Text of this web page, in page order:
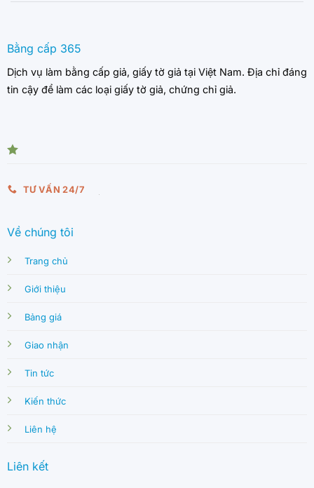
Bằng cấp 365
Dịch vụ làm bằng cấp giả, giấy tờ giả tại Việt Nam. Địa chỉ đáng
tin cậy để làm các loại giấy tờ giả, chứng chỉ giả.
TƯ VẤN 24/7
Về chúng tôi
Trang chủ
Giới thiệu
Bảng giá
Giao nhận
Tin tức
Kiến thức
Liên hệ
Liên kết